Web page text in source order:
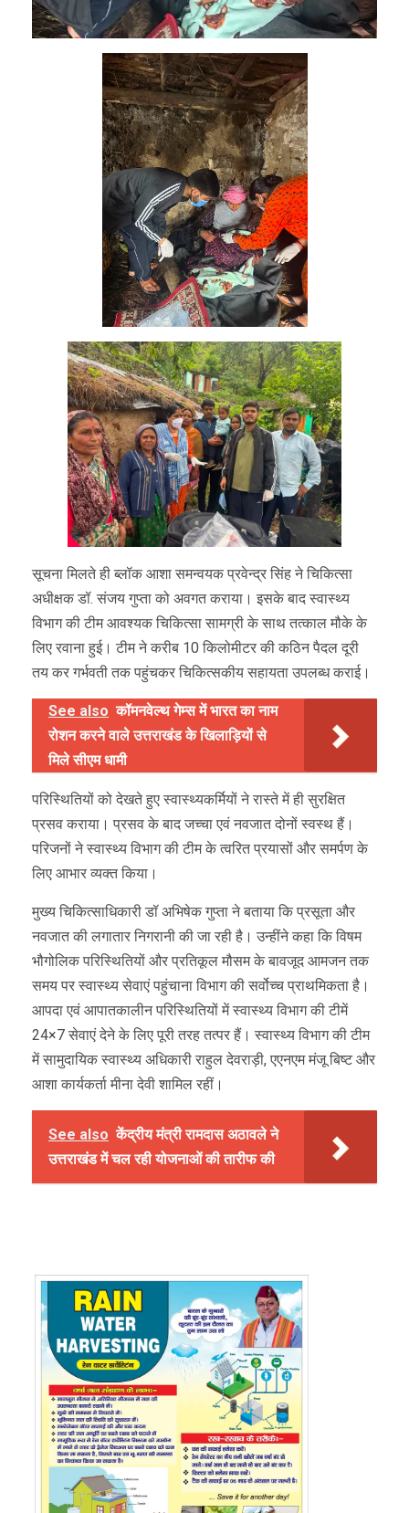
सूचना मिलते ही ब्लॉक आशा समन्वयक प्रवेन्द्र सिंह ने चिकित्सा
अधीक्षक डॉ. संजय गुप्ता को अवगत कराया। इसके बाद स्वास्थ्य
विभाग की टीम आवश्यक चिकित्सा सामग्री के साथ तत्काल मौके के
लिए रवाना हुई। टीम ने करीब 10 किलोमीटर की कठिन पैदल दूरी
तय कर गर्भवती तक पहुंचकर चिकित्सकीय सहायता उपलब्ध कराई।
See also कॉमनवेल्थ गेम्स में भारत का नाम
रोशन करने वाले उत्तराखंड के खिलाड़ियों से
मिले सीएम धामी
परिस्थितियों को देखते हुए स्वास्थ्यकर्मियों ने रास्ते में ही सुरक्षित
प्रसव कराया। प्रसव के बाद जच्चा एवं नवजात दोनों स्वस्थ हैं।
परिजनों ने स्वास्थ्य विभाग की टीम के त्वरित प्रयासों और समर्पण के
लिए आभार व्यक्त किया।
मुख्य चिकित्साधिकारी डॉ अभिषेक गुप्ता ने बताया कि प्रसूता और
नवजात की लगातार निगरानी की जा रही है। उन्हींने कहा कि विषम
भौगोलिक परिस्थितियों और प्रतिकूल मौसम के बावजूद आमजन तक
समय पर स्वास्थ्य सेवाएं पहुंचाना विभाग की सर्वोच्च प्राथमिकता है।
आपदा एवं आपातकालीन परिस्थितियों में स्वास्थ्य विभाग की टीमें
24×7 सेवाएं देने के लिए पूरी तरह तत्पर हैं। स्वास्थ्य विभाग की टीम
में सामुदायिक स्वास्थ्य अधिकारी राहुल देवराड़ी, एएनएम मंजू बिष्ट और
आशा कार्यकर्ता मीना देवी शामिल रहीं।
See also केंद्रीय मंत्री रामदास अठावले ने
उत्तराखंड में चल रही योजनाओं की तारीफ की